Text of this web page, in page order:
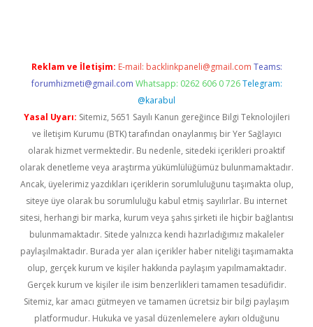
Reklam ve İletişim: E-mail: backlinkpaneli@gmail.com Teams:
forumhizmeti@gmail.com Whatsapp: 0262 606 0 726 Telegram:
@karabul
Yasal Uyarı: Sitemiz, 5651 Sayılı Kanun gereğince Bilgi Teknolojileri
ve İletişim Kurumu (BTK) tarafından onaylanmış bir Yer Sağlayıcı
olarak hizmet vermektedir. Bu nedenle, sitedeki içerikleri proaktif
olarak denetleme veya araştırma yükümlülüğümüz bulunmamaktadır.
Ancak, üyelerimiz yazdıkları içeriklerin sorumluluğunu taşımakta olup,
siteye üye olarak bu sorumluluğu kabul etmiş sayılırlar. Bu internet
sitesi, herhangi bir marka, kurum veya şahıs şirketi ile hiçbir bağlantısı
bulunmamaktadır. Sitede yalnızca kendi hazırladığımız makaleler
paylaşılmaktadır. Burada yer alan içerikler haber niteliği taşımamakta
olup, gerçek kurum ve kişiler hakkında paylaşım yapılmamaktadır.
Gerçek kurum ve kişiler ile isim benzerlikleri tamamen tesadüfidir.
Sitemiz, kar amacı gütmeyen ve tamamen ücretsiz bir bilgi paylaşım
platformudur. Hukuka ve yasal düzenlemelere aykırı olduğunu